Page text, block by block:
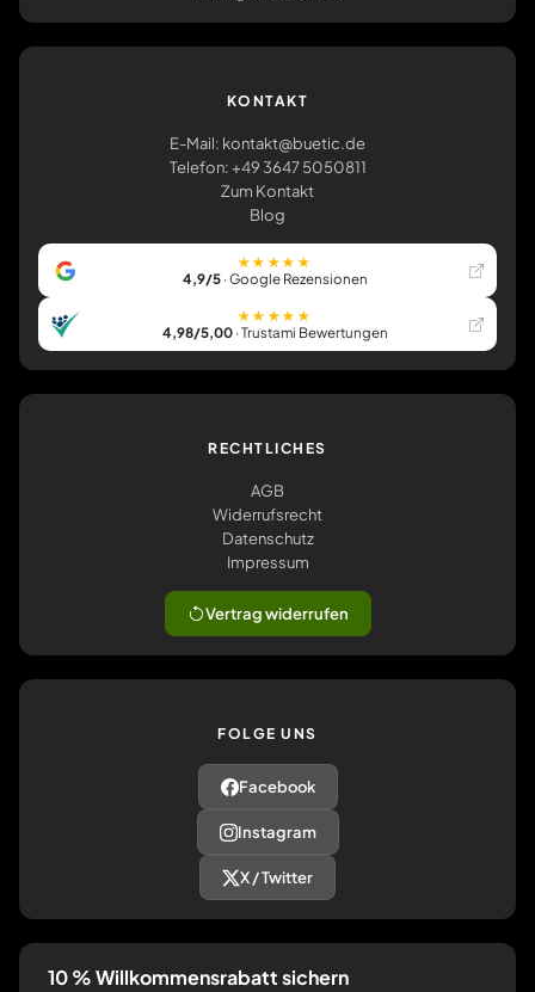
KONTAKT
E-Mail: kontakt@buetic.de
Telefon: +49 3647 5050811
Zum Kontakt
Blog
★★★★★
4,9/5· Google Rezensionen
★★★★★
4,98/5,00· Trustami Bewertungen
RECHTLICHES
AGB
Widerrufsrecht
Datenschutz
Impressum
Vertrag widerrufen
FOLGE UNS
Facebook
Instagram
X / Twitter
10 % Willkommensrabatt sichern